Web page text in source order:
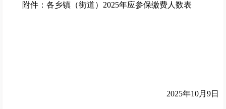
附件：各乡镇 （街道） 2025年应参保缴费人数表
2025年10月 9日